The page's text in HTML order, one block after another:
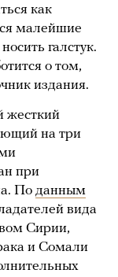
как
малейшие
галстук.
о том,
издания.
жесткий
на три
при
По данным
вида
Сирии,
и Сомали